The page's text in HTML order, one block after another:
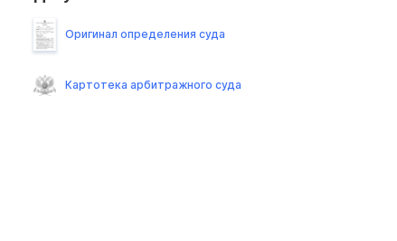
Оригинал определения суда
Картотека арбитражного суда